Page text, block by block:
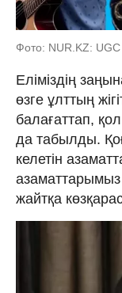
Фото: NUR.KZ: UGC
Еліміздің
өзге ұлттың
балағаттап,
да табылды.
келетін
жайтқа